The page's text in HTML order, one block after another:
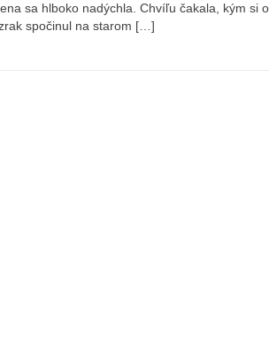
sa hlboko nadýchla. Chvíľu čakala, kým si
spočinul na starom […]